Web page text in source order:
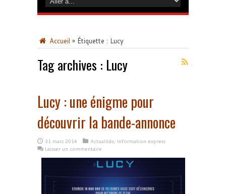
Accueil » Étiquette : Lucy
Tag archives : Lucy
Lucy : une énigme pour
découvrir la bande-annonce
31 mars 2014 Actualités, Information express
Laisser un commentaire